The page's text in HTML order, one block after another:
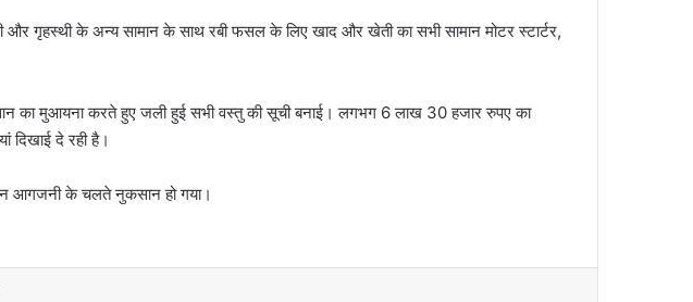
और गृहस्थी के अन्य सामान के साथ रबी फसल के लिए खाद और खेती का सभी सामान मोटर स्टार्टर,
का मुआयना करते हुए जली हुई सभी वस्तु की सूची बनाई। लगभग 6 लाख 30 हजार रुपए का
दिखाई दे रही है।
आगजनी के चलते नुकसान हो गया।